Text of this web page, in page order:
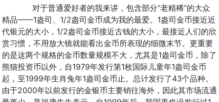
对于普通爱好者的我来讲，包含部分“老精稀”的大众
精品——1盎司、1/2盎司金币成为我的最爱。1盎司金币接近近
代银元的大小，1/2盎司金币接近古钱的大小，最接近人们的欣
赏习惯，不用放大镜就能看出金币所表现的细微末节。更重要
的是这两个规格的金币数量规模不大，尤其是1盎司金币，除了
熊猫投资币以外，自1979年发行第1枚国际儿童年1盎司金币
起，至1999年生肖兔年1盎司金币止。总计发行了43个品种。
由于2000年以前发行的金银币主要销往海外，因此其市场流通